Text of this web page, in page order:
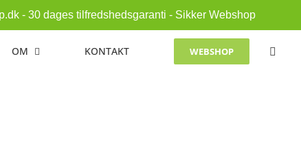
- 30 dages tilfredshedsgaranti - Sikker Webshop
OM KONTAKT WEBSHOP